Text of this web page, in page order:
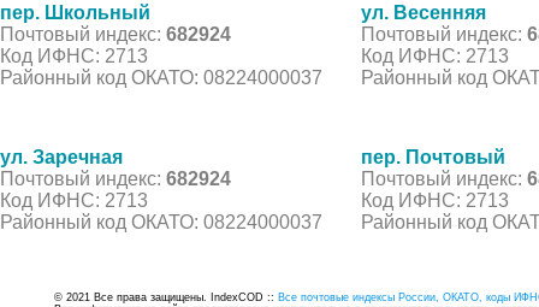
пер. Школьный
Почтовый индекс: 682924
Код ИФНС: 2713
Районный код ОКАТО: 08224000037
ул. Весенняя
Почтовый индекс:
Код ИФНС: 2713
Районный код
ул. Заречная
Почтовый индекс: 682924
Код ИФНС: 2713
Районный код ОКАТО: 08224000037
пер. Почтовый
Почтовый индекс:
Код ИФНС: 2713
Районный код
© 2021 Все права защищены. IndexCOD :: Все почтовые индексы России, ОКАТО, коды